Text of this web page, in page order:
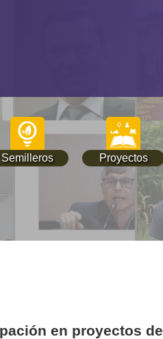
Semilleros Proyectos
en proyectos de